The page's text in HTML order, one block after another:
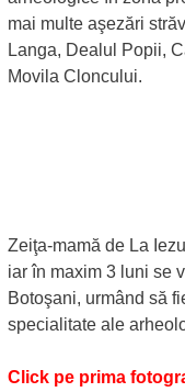
mai multe aşezări
Langa, Dealul Popii,
Movila Cloncului.
Zeiţa-mamă de La
iar în maxim 3 luni se
Botoşani, urmând să
specialitate ale
Click pe prima